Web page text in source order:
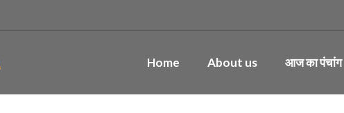
Home About us आज का पंचांग